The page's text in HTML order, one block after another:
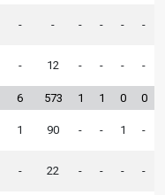
- - - - - -
- 12 - - - -
6 573 1 1 0 0
1 90 - - 1 -
- 22 - - - -